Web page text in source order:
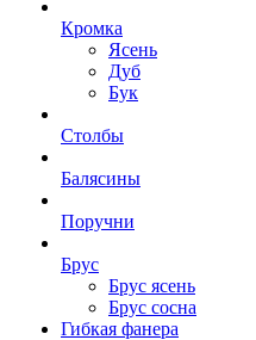
Кромка
Ясень
Дуб
Бук
Столбы
Балясины
Поручни
Брус
Брус ясень
Брус сосна
Гибкая фанера